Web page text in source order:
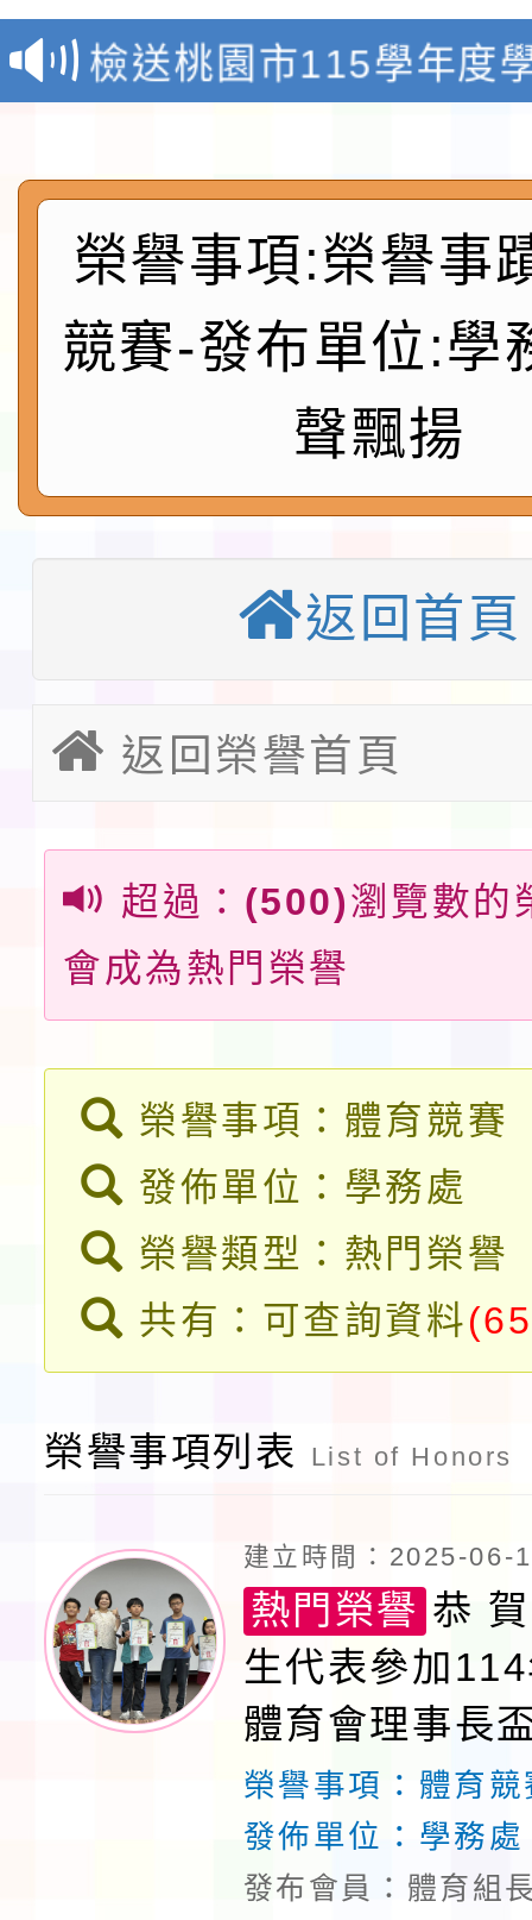
檢送桃園市115學年度
及師生本土語及新住民
實施要點各1份
115年食農教育專業人
程
函轉國家通訊傳播委員
鎮韌性（防空）演習－
速演練執行計畫」
「115年金融知識線上
法」
本校115學年度第1學
第3次招考代課鐘點教
告(不再辦理後續甄選)
賽實施要點」1份
本市「115學年度學生
程安排一案
展演活動實施計畫」
教育部校安中心白海
報
淨零綠領人才培育課程
檢送桃園市115學年度
及師生本土語及新住民
實施要點各1份
程
函轉國家通訊傳播委員
鎮韌性（防空）演習－
速演練執行計畫」
「115年金融知識線上
法」
本校115學年度第1學
第3次招考代課鐘點教
告(不再辦理後續甄選)
檢送「桃園市115學年
賽實施要點」1份
本市「115學年度學生
程安排一案
「桃園市補助參觀特色
展演活動實施計畫」
請一案
榮譽事項:榮譽事
競賽-發布單位:學
聲飄揚
返回首頁
返回榮譽首頁
超過： (500)瀏覽數的
會成為熱門榮譽
榮譽事項：體育競賽
發佈單位：學務處
榮譽類型：熱門榮譽
共有：可查詢資料
榮譽事項列表 List of Honors
建立時間：2025-06-
熱門榮譽 恭
生代表參加
體育會理事長
標賽榮獲佳績
榮譽事項： 體育競
發佈單位： 學務處
發布會員：體育組